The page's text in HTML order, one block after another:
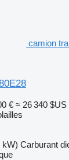
camion
€ ≈ 26 340 $US
kW) Carburant